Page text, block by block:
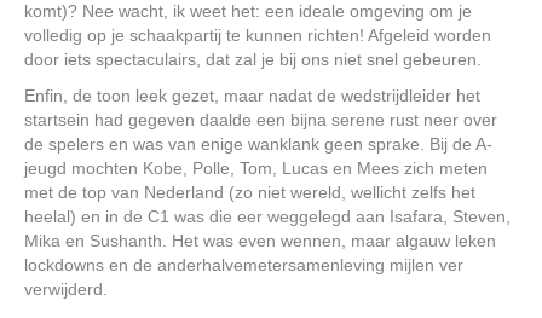
komt)? Nee wacht, ik weet het: een ideale omgeving om je
volledig op je schaakpartij te kunnen richten! Afgeleid worden
door iets spectaculairs, dat zal je bij ons niet snel gebeuren.
Enfin, de toon leek gezet, maar nadat de wedstrijdleider het
startsein had gegeven daalde een bijna serene rust neer over
de spelers en was van enige wanklank geen sprake. Bij de A-
jeugd mochten Kobe, Polle, Tom, Lucas en Mees zich meten
met de top van Nederland (zo niet wereld, wellicht zelfs het
heelal) en in de C1 was die eer weggelegd aan Isafara, Steven,
Mika en Sushanth. Het was even wennen, maar algauw leken
lockdowns en de anderhalvemetersamenleving mijlen ver
verwijderd.